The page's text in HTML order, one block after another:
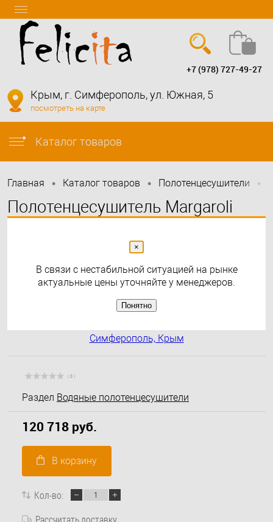
info@felicita-crimea.ru
+7 (978) 727-49-27
Крым, г. Симферополь, ул. Южная, 5
посмотреть на карте
Каталог товаров
Главная • Каталог товаров • Полотенцесушители •
Полотенцесушитель Margaroli
( 0 )
Раздел Водяные полотенцесушители
120 718 руб.
В корзину
Кол-во:
Рассчитать доставку
×
В связи с нестабильной ситуацией на рынке
актуальные цены уточняйте у менеджеров.
Понятно